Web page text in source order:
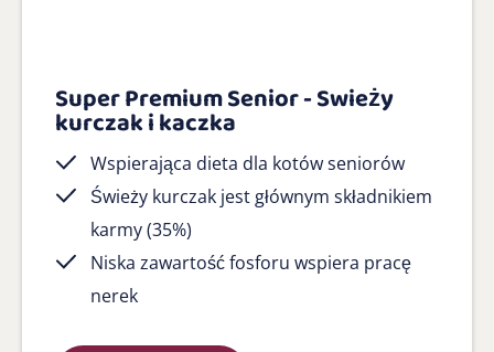
Super Premium Senior - Swieży
kurczak i kaczka
Wspierająca dieta dla kotów seniorów
Świeży kurczak jest głównym składnikiem
karmy (35%)
Niska zawartość fosforu wspiera pracę
nerek